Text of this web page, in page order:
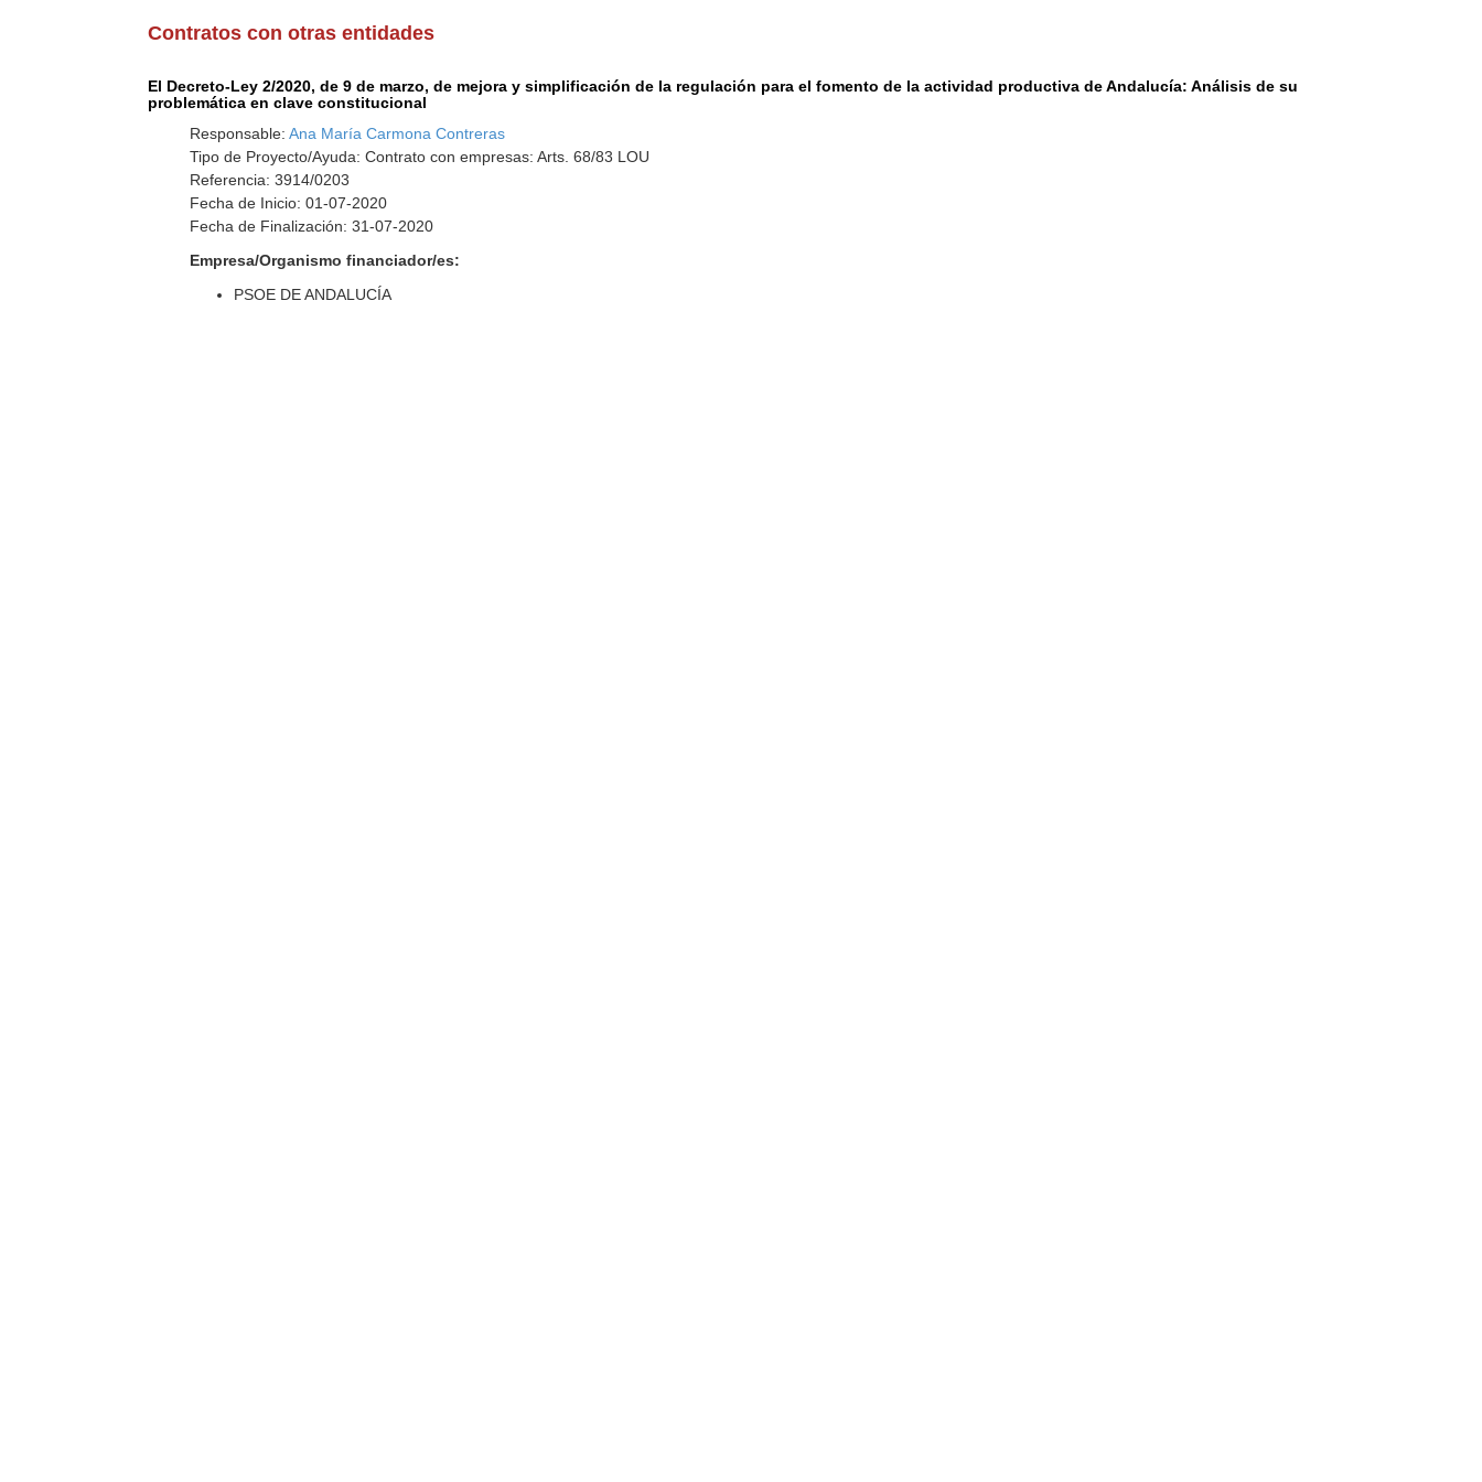
Contratos con otras entidades
El Decreto-Ley 2/2020, de 9 de marzo, de mejora y simplificación de la regulación para el fomento de la actividad productiva de Andalucía: Análisis de su
problemática en clave constitucional
Responsable:Ana María Carmona Contreras
Tipo de Proyecto/Ayuda: Contrato con empresas: Arts. 68/83 LOU
Referencia: 3914/0203
Fecha de Inicio: 01-07-2020
Fecha de Finalización: 31-07-2020
Empresa/Organismo financiador/es:
PSOE DE ANDALUCÍA